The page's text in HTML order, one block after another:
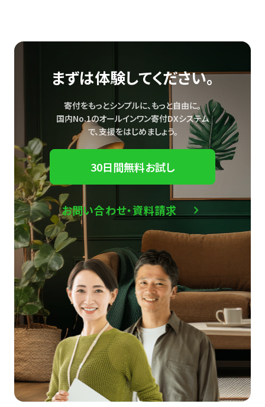
まずは体験してください。
寄付をもっとシンプルに、もっと自由に。
国内No.1のオールインワン寄付DXシステム
で、支援をはじめましょう。
30日間無料お試し
お問い合わせ・資料請求